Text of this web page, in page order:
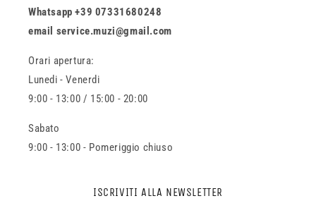
Whatsapp +39 07331680248
email service.muzi@gmail.com
Orari apertura:
Lunedi - Venerdi
9:00 - 13:00 / 15:00 - 20:00
Sabato
9:00 - 13:00 - Pomeriggio chiuso
ISCRIVITI ALLA NEWSLETTER